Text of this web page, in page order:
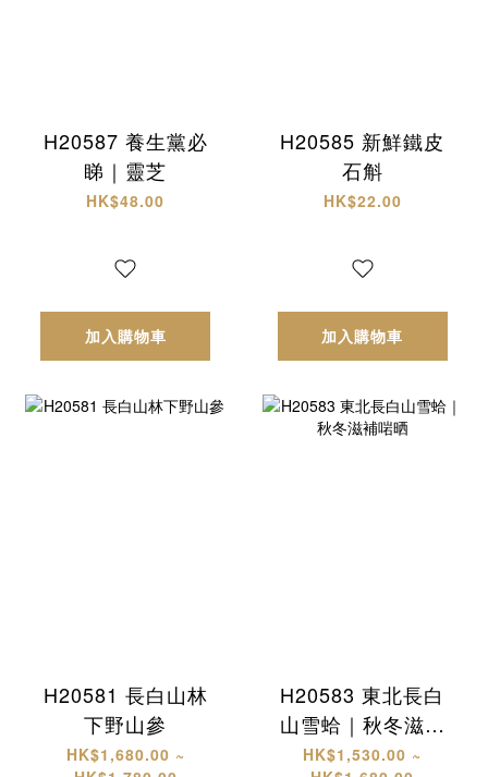
H20587 養生黨必
睇｜靈芝
HK$48.00
加入購物車
H20585 新鮮鐵皮
石斛
HK$22.00
加入購物車
H20581 長白山林
下野山參
HK$1,680.00 ~
H20583 東北長白
山雪蛤｜秋冬滋補
啱晒
HK$1,530.00 ~